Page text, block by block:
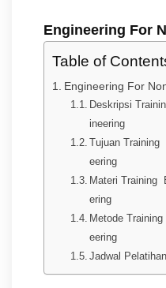
Engineering For
Table of
Engineering For
Deskripsi
ineering
Tujuan Training
eering
Materi Training
ering
Metode
eering
Jadwal